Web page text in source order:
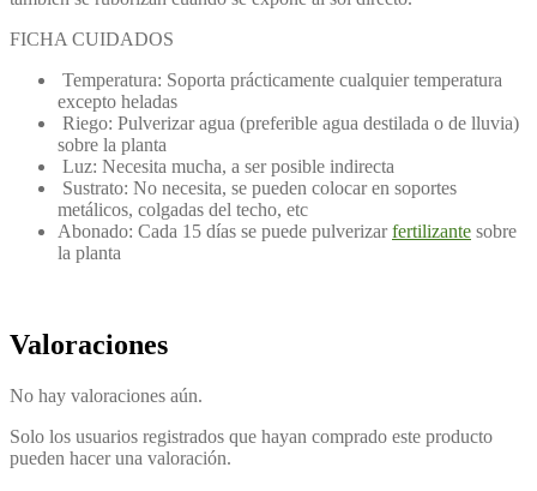
FICHA CUIDADOS
Temperatura: Soporta prácticamente cualquier temperatura
excepto heladas
Riego: Pulverizar agua (preferible agua destilada o de lluvia)
sobre la planta
Luz: Necesita mucha, a ser posible indirecta
Sustrato: No necesita, se pueden colocar en soportes
metálicos, colgadas del techo, etc
Abonado: Cada 15 días se puede pulverizarfertilizante sobre
la planta
Valoraciones
No hay valoraciones aún.
Solo los usuarios registrados que hayan comprado este producto
pueden hacer una valoración.